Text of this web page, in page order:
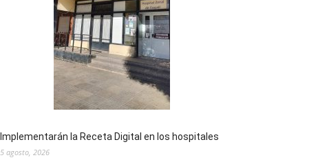
Implementarán la Receta Digital en los hospitales
5 agosto, 2026